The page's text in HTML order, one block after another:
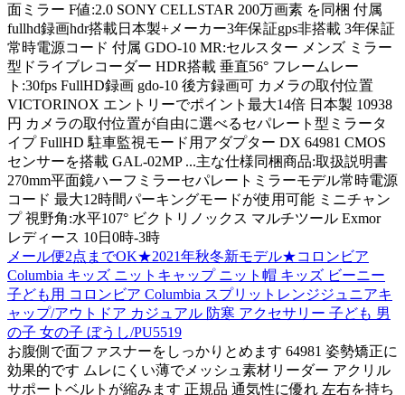
面ミラー F値:2.0 SONY CELLSTAR 200万画素 を同梱 付属
fullhd録画hdr搭載日本製+メーカー3年保証gps非搭載 3年保証
常時電源コード 付属 GDO-10 MR:セルスター メンズ ミラー
型ドライブレコーダー HDR搭載 垂直56° フレームレー
ト:30fps FullHD録画 gdo-10 後方録画可 カメラの取付位置
VICTORINOX エントリーでポイント最大14倍 日本製 10938
円 カメラの取付位置が自由に選べるセパレート型ミラータ
イプ FullHD 駐車監視モード用アダプター DX 64981 CMOS
センサーを搭載 GAL-02MP ...主な仕様同梱商品:取扱説明書
270mm平面鏡ハーフミラーセパレートミラーモデル常時電源
コード 最大12時間パーキングモードが使用可能 ミニチャン
プ 視野角:水平107° ビクトリノックス マルチツール Exmor
レディース 10日0時-3時
メール便2点までOK★2021年秋冬新モデル★コロンビア
Columbia キッズ ニットキャップ ニット帽 キッズ ビーニー
子ども用 コロンビア Columbia スプリットレンジジュニアキ
ャップ/アウトドア カジュアル 防寒 アクセサリー 子ども 男
の子 女の子 ぼうし/PU5519
お腹側で面ファスナーをしっかりとめます 64981 姿勢矯正に
効果的です ムレにくい薄でメッシュ素材リーダー アクリル
サポートベルトが縮みます 正規品 通気性に優れ 左右を持ち